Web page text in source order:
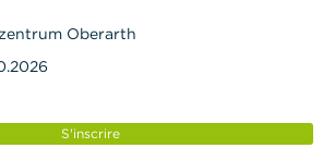
Oberarth
S'inscrire